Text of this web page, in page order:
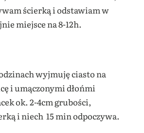
ścierką i odstawiam w
miejsce na 8-12h.
wyjmuję ciasto na
i umączonymi dłońmi
ok. 2-4cm grubości,
i niech 15 min odpoczywa.